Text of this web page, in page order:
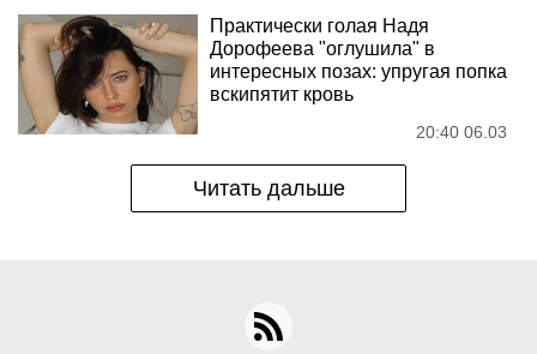
Практически голая Надя
Дорофеева "оглушила" в
интересных позах: упругая попка
вскипятит кровь
20:40 06.03
Читать дальше